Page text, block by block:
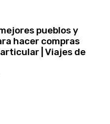
pueblos y
hacer compras
| Viajes de